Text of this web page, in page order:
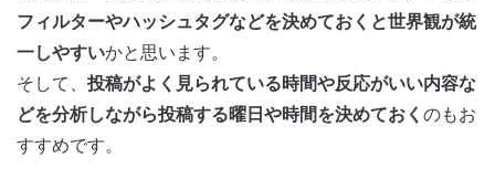
フィルターやハッシュタグなどを決めておくと世界観が統
一しやすいかと思います。
そして、 投稿がよく見られている時間や反応がいい内容な
どを分析しながら投稿する曜日や時間を決めておく のもお
すすめです。